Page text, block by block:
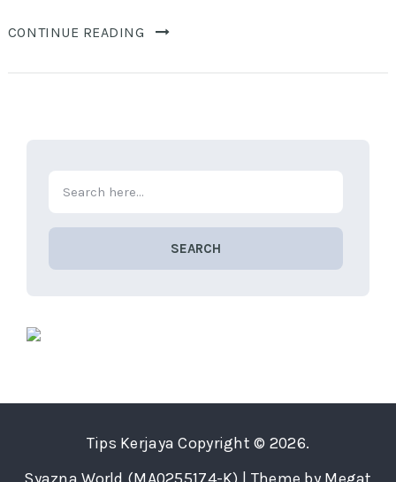
CONTINUE READING
SEARCH
Tips Kerjaya Copyright © 2026.